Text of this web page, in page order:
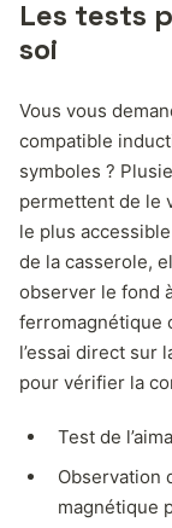
Les tests
soi
Vous vous
compatible
symboles ?
permettent de le
le plus
de la casserole,
observer le fond
ferromagnétique
l’essai direct sur
pour vérifier la
Test de
Observation
magnétique